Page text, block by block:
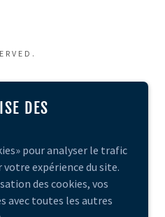
DES
pour analyser le trafic
expérience du site.
des cookies, vos
avec toutes les autres